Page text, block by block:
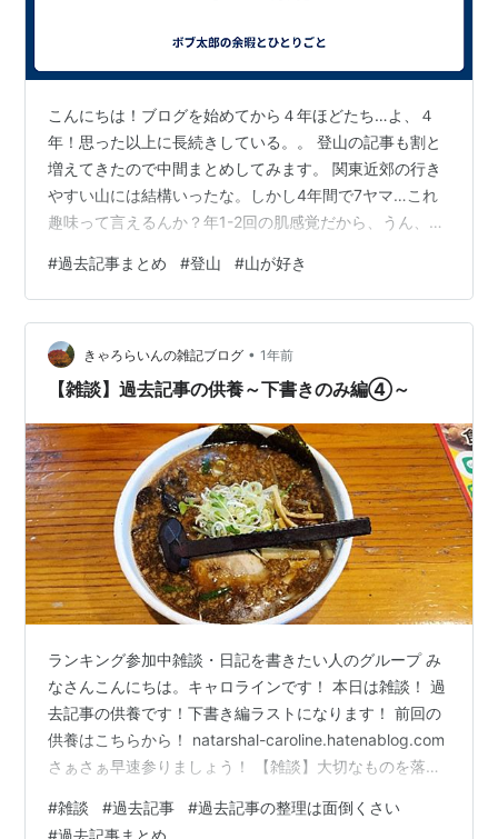
こんにちは！ブログを始めてから４年ほどたち…よ、４
年！思った以上に長続きしている。。 登山の記事も割と
増えてきたので中間まとめしてみます。 関東近郊の行き
やすい山には結構いったな。しかし4年間で7ヤマ…これ
趣味って言えるんか？年1-2回の肌感覚だから、うん、一
山。二度と9月に里山は行かんと決めたね。死を感じる
よ！ 黒斑山はこのときお天気がいまいちだったので、も
っかい行きたいかもしれない。冬山の登竜門だから、雪
靴があれば冬でも‥あ、だめだ、運転に自信がないや。笑
秋田駒ヶ岳は行けてよかった。クマに会わずに下山でき
#過去記事まとめ #登山 #山が好き
きゃろらいんの雑記ブログ • 1年前
【雑談】過去記事の供養～下書きのみ編④～
ランキング参加中雑談・日記を書きたい人のグループ み
なさんこんにちは。キャロラインです！ 本日は雑談！ 過
去記事の供養です！下書き編ラストになります！ 前回の
供養はこちらから！ natarshal-caroline.hatenablog.com
さぁさぁ早速参りましょう！ 【雑談】大切なものを落と
ます みなさんこんにちは。ナターシャル・キャロライン
#雑談 #過去記事 #過去記事の整理は面倒くさい
#過去記事まとめ